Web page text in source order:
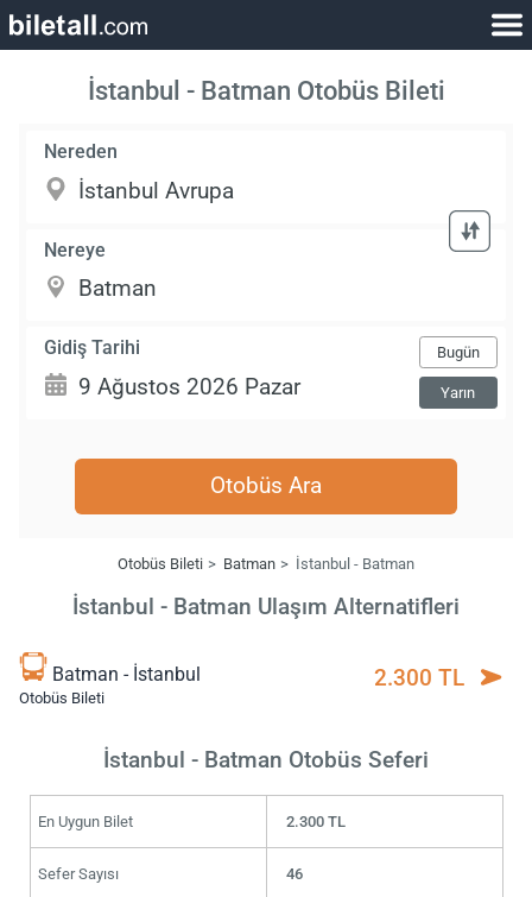
İstanbul - Batman Otobüs Bileti
Nereden
Nereye
Gidiş Tarihi Bugün
Yarın
Otobüs Ara
Otobüs Bileti Batman İstanbul - Batman
İstanbul - Batman Ulaşım Alternatifleri
Batman - İstanbul
Otobüs Bileti
2.300 TL
İstanbul - Batman Otobüs Seferi
En Uygun Bilet 2.300 TL
Sefer Sayısı 46